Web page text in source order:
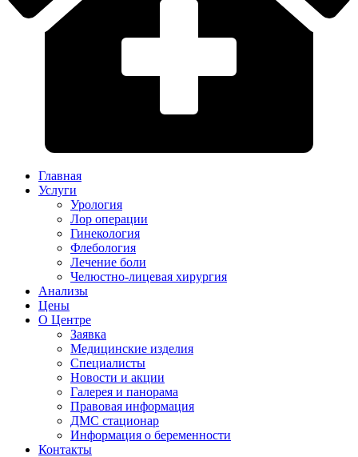
Главная
Услуги
Урология
Лор операции
Гинекология
Флебология
Лечение боли
Челюстно-лицевая хирургия
Анализы
Цены
О Центре
Заявка
Медицинские изделия
Специалисты
Новости и акции
Галерея и панорама
Правовая информация
ДМС стационар
Информация о беременности
Контакты